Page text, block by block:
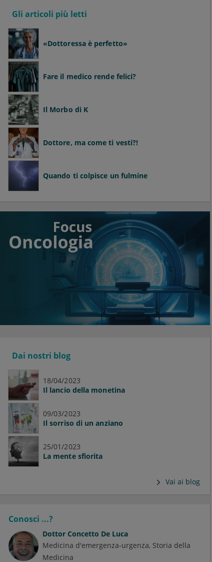
Gli articoli più letti
«Dottoressa è perfetto»
Fare il medico rende felici?
Il Morbo di K
Dottore, ma come ti vesti?!
Quando ti colpisce un fulmine
Dai nostri blog
18/04/2023
Il lancio della monetina
09/03/2023
Il sorriso di un anziano
25/01/2023
La mente sfiorita
Vai ai blog
Conosci ...?
Dottor Concetto De Luca
Medicina d'emergenza-urgenza Storia della
Medicina